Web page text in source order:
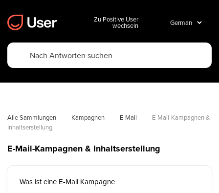
Zu Positive User
wechseln
Alle Sammlungen Kampagnen E-Mail
E-Mail-Kampagnen &
Inhaltserstellung
E-Mail-Kampagnen & Inhaltserstellung
Was ist eine E-Mail Kampagne